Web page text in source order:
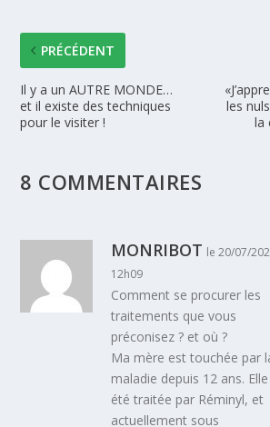
PRÉCÉDENT
Il y a un AUTRE MONDE…
et il existe des techniques
pour le visiter !
les
la
8 COMMENTAIRES
MONRIBOT le 20/07/
12h09
Comment se procurer les
traitements que vous
préconisez ? et où ?
Ma mère est touchée par
maladie depuis 12 ans.
été traitée par Réminyl, et
actuellement sous